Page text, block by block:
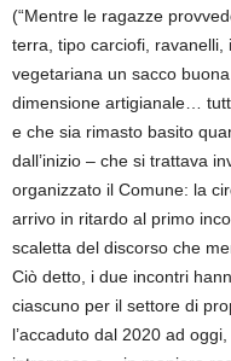
(“Mentre le ragazze
terra, tipo carciofi,
vegetariana un sacco
dimensione artigianale…
e che sia rimasto basito
dall’inizio – che si trattava
organizzato il Comune: la
arrivo in ritardo al primo
scaletta del discorso che
Ciò detto, i due incontri
ciascuno per il settore di
l’accaduto dal 2020 ad